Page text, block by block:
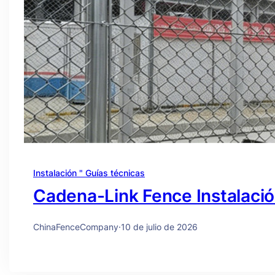
Instalación " Guías técnicas
Cadena-Link Fence
ChinaFenceCompany·10 de julio de 2026